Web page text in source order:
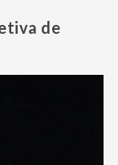
de